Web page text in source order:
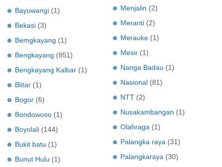
Bayuwangi (1)
Bekasi (3)
Bemgkayang (1)
Bengkayang (851)
Bengkayang Kalbar (1)
Blitar (1)
Bogor (6)
Bondowoso (1)
Boyolali (144)
Bukit batu (1)
Bunut Hulu (1)
Menjalin (2)
Meranti (2)
Merauke (1)
Mesir (1)
Nanga Badau (1)
Nasional (81)
NTT (2)
Nusakambangan (1)
Olahraga (1)
Palangka raya (31)
Palangkaraya (30)